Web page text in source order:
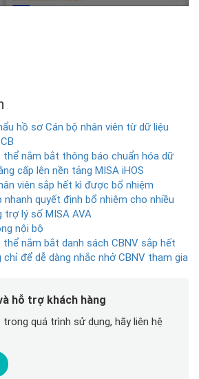
hồ sơ Cán bộ nhân viên từ dữ liệu
nắm bắt thông báo chuẩn hóa dữ
cấp lên nền tảng MISA iHOS
viên sắp hết kì được bổ nhiệm
quyết định bổ nhiệm cho nhiều
trợ lý số MISA AVA
nội bộ
nắm bắt danh sách CBNV sắp hết
để dễ dàng nhắc nhở CBNV tham gia
hỗ trợ khách hàng
quá trình sử dụng, hãy liên hệ